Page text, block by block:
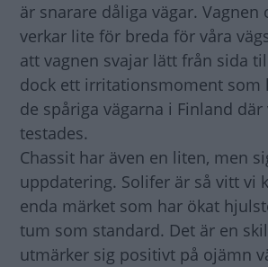
är snarare dåliga vägar. Vagnen
verkar lite för breda för våra
att vagnen svajar lätt från sida
dock ett irritationsmoment som
de spåriga vägarna i Finland där
testades.
Chassit har även en liten, men
uppdatering. Solifer är så vitt vi
enda märket som har ökat
tum som standard. Det är en
utmärker sig positivt på ojämn